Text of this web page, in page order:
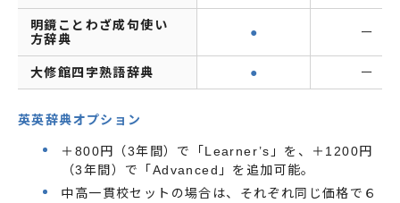
明鏡ことわざ成句使い
方辞典
● ー
大修館四字熟語辞典 ● ー
英英辞典オプション
＋800円（3年間）で「Learner’s」を、＋1200円
（3年間）で「Advanced」を追加可能。
中高一貫校セットの場合は、それぞれ同じ価格で６